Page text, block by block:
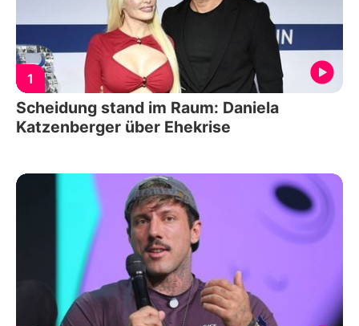
1
Scheidung stand im Raum: Daniela
Katzenberger über Ehekrise